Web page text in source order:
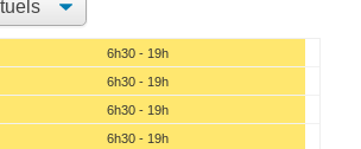
6h30 - 19h
6h30 - 19h
6h30 - 19h
6h30 - 19h